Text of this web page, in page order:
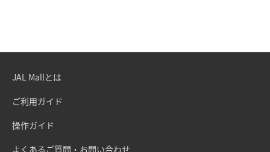
JAL Mallとは
ご利用ガイド
操作ガイド
よくあるご質問・お問い合わせ